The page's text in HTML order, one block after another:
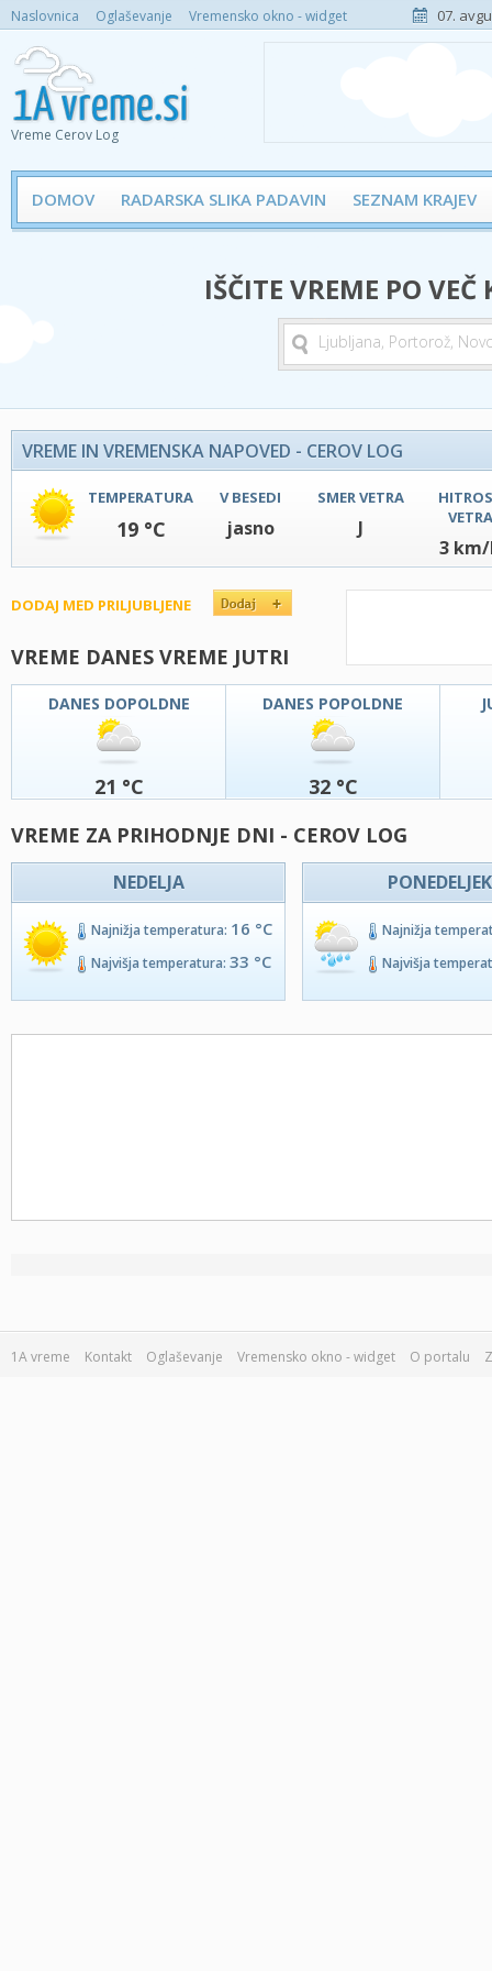
Naslovnica Oglaševanje Vremensko okno - widget 07.
Vreme Cerov Log
DOMOV RADARSKA SLIKA PADAVIN SEZNAM KRAJEV
IŠČITE VREME PO
VREME IN VREMENSKA NAPOVED - CEROV LOG
TEMPERATURA
19 °C
V BESEDI
jasno
SMER VETRA
J
VETRA
3
DODAJ MED PRILJUBLJENE
VREME DANES VREME JUTRI
DANES DOPOLDNE
21 °C
DANES POPOLDNE
32 °C
VREME ZA PRIHODNJE DNI - CEROV LOG
NEDELJA
Najnižja temperatura: 16 °C
Najvišja temperatura: 33 °C
PONEDELJEK
Najnižja
Najvišja
1A vreme Kontakt Oglaševanje Vremensko okno - widget O portalu